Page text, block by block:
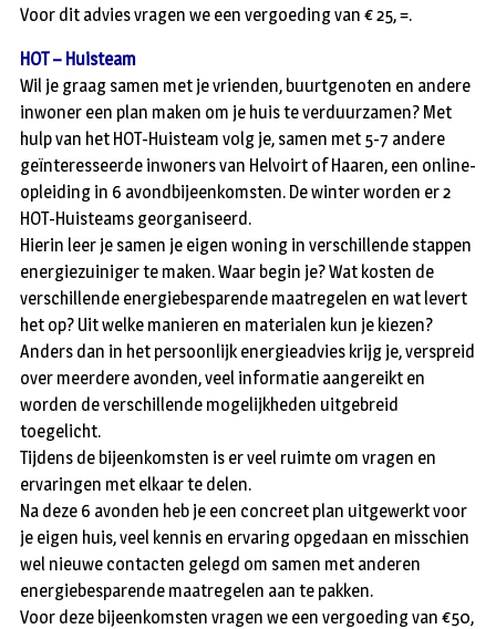
Voor dit advies vragen we een vergoeding van € 25, =.
HOT – Huisteam
Wil je graag samen met je vrienden, buurtgenoten en andere
inwoner een plan maken om je huis te verduurzamen? Met
hulp van het HOT-Huisteam volg je, samen met 5-7 andere
geïnteresseerde inwoners van Helvoirt of Haaren, een online-
opleiding in 6 avondbijeenkomsten. De winter worden er 2
HOT-Huisteams georganiseerd.
Hierin leer je samen je eigen woning in verschillende stappen
energiezuiniger te maken. Waar begin je? Wat kosten de
verschillende energiebesparende maatregelen en wat levert
het op? Uit welke manieren en materialen kun je kiezen?
Anders dan in het persoonlijk energieadvies krijg je, verspreid
over meerdere avonden, veel informatie aangereikt en
worden de verschillende mogelijkheden uitgebreid
toegelicht.
Tijdens de bijeenkomsten is er veel ruimte om vragen en
ervaringen met elkaar te delen.
Na deze 6 avonden heb je een concreet plan uitgewerkt voor
je eigen huis, veel kennis en ervaring opgedaan en misschien
wel nieuwe contacten gelegd om samen met anderen
energiebesparende maatregelen aan te pakken.
Voor deze bijeenkomsten vragen we een vergoeding van €50,